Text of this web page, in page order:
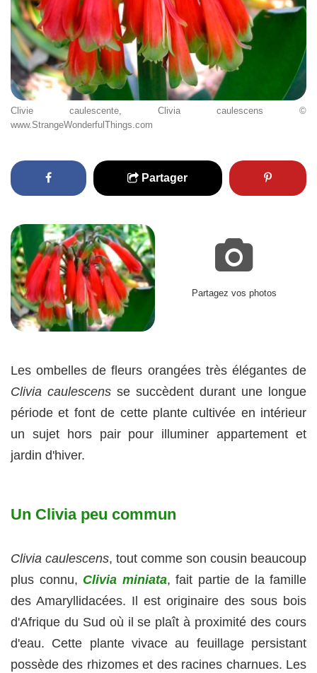
Clivie caulescente, Clivia caulescens ©
www.StrangeWonderfulThings.com
Partager
Partagez vos photos
Les ombelles de fleurs orangées très élégantes de
Clivia caulescens se succèdent durant une longue
période et font de cette plante cultivée en intérieur
un sujet hors pair pour illuminer appartement et
jardin d'hiver.
Un Clivia peu commun
Clivia caulescens, tout comme son cousin beaucoup
plus connu, Clivia miniata, fait partie de la famille
des Amaryllidacées. Il est originaire des sous bois
d'Afrique du Sud où il se plaît à proximité des cours
d'eau. Cette plante vivace au feuillage persistant
possède des rhizomes et des racines charnues. Les